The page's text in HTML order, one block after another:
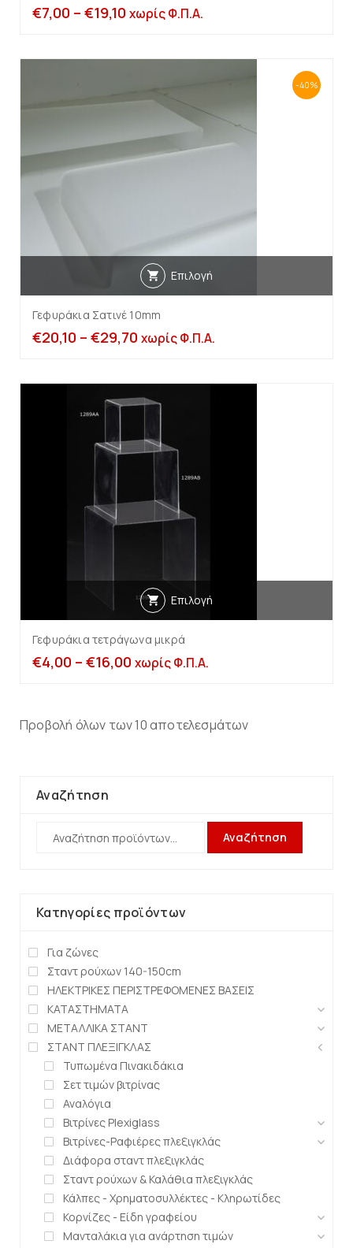
€7,00 – €19,10 χωρίς Φ.Π.Α.
-40%
Επιλογή
Γεφυράκια Σατινέ 10mm
€20,10 – €29,70 χωρίς Φ.Π.Α.
Επιλογή
Γεφυράκια τετράγωνα μικρά
€4,00 – €16,00 χωρίς Φ.Π.Α.
Προβολή όλων των 10 αποτελεσμάτων
Αναζήτηση
Αναζήτηση
Κατηγορίες προϊόντων
Για ζώνες
Σταντ ρούχων 140-150cm
ΗΛΕΚΤΡΙΚΕΣ ΠΕΡΙΣΤΡΕΦΟΜΕΝΕΣ ΒΑΣΕΙΣ
ΚΑΤΑΣΤΗΜΑΤΑ
ΜΕΤΑΛΛΙΚΑ ΣΤΑΝΤ
ΣΤΑΝΤ ΠΛΕΞΙΓΚΛΑΣ
Τυπωμένα Πινακιδάκια
Σετ τιμών βιτρίνας
Αναλόγια
Βιτρίνες Plexiglass
Βιτρίνες-Ραφιέρες πλεξιγκλάς
Διάφορα σταντ πλεξιγκλάς
Σταντ ρούχων & Καλάθια πλεξιγκλάς
Κάλπες - Χρηματοσυλλέκτες - Κληρωτίδες
Κορνίζες - Είδη γραφείου
Μανταλάκια για ανάρτηση τιμών